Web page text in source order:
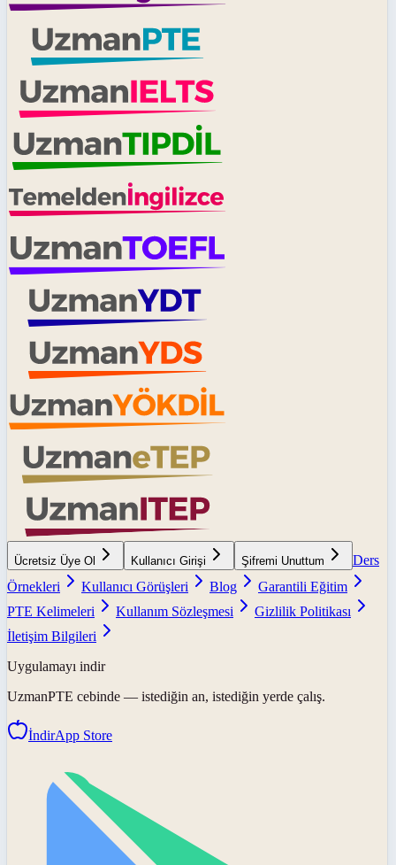
Ücretsiz Üye Ol Kullanıcı Girişi Şifremi Unuttum
Ders
Örnekleri
Kullanıcı Görüşleri Blog
Garantili Eğitim
PTE Kelimeleri
Kullanım Sözleşmesi
Gizlilik Politikası
İletişim Bilgileri
Uygulamayı indir
UzmanPTE cebinde — istediğin an, istediğin yerde çalış.
İndirApp Store